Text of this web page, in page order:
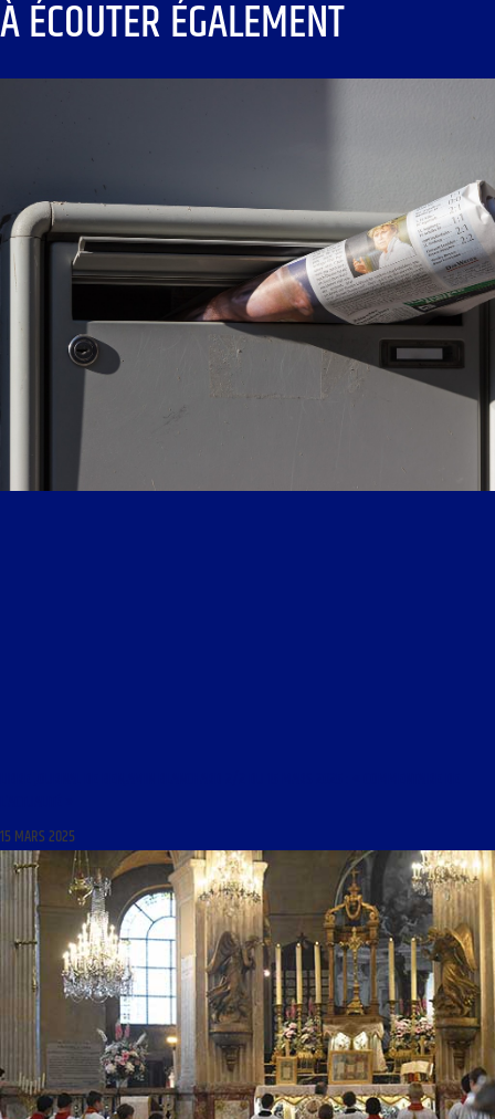
À ÉCOUTER ÉGALEMENT
15 MARS 2025